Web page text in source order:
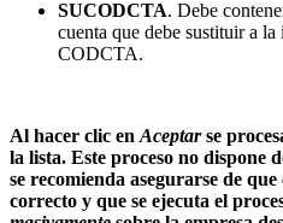
SUCODCTA. Debe
cuenta que debe sustituir a
CODCTA.
Al hacer clic enAceptarse
la lista. Este proceso no dispone
se recomienda asegurarse de
correcto y que se ejecuta el